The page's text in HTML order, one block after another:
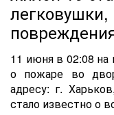
11 июня в 02:08 на
о пожаре во
адресу: г.
стало известно о